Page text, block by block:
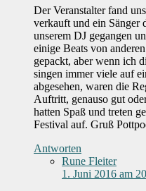
Der Veranstalter fand
verkauft und ein Sänger
unserem DJ gegangen
einige Beats von
gepackt, aber wenn ich
singen immer viele auf
abgesehen, waren die
Auftritt, genauso gut
hatten Spaß und treten
Festival auf. Gruß
Antworten
Rune Fleiter
1. Juni 2016 am